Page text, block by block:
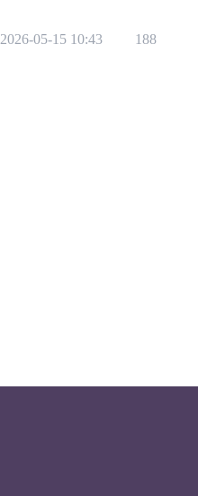
2026-05-15 10:43 188